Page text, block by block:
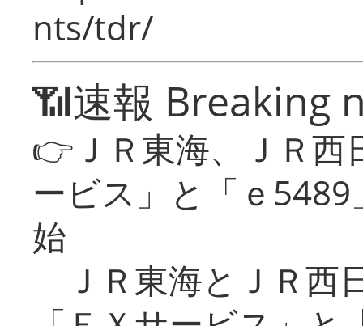
nts/tdr/
📶速報 Breaking
👉ＪＲ東海、ＪＲ
ービス」と「ｅ
始
ＪＲ東海とＪＲ西